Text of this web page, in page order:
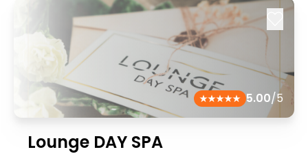
5.00/5
Lounge DAY SPA